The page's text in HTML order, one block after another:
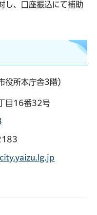
し、口座振込にて補助
役所本庁舎3階）
目16番32号